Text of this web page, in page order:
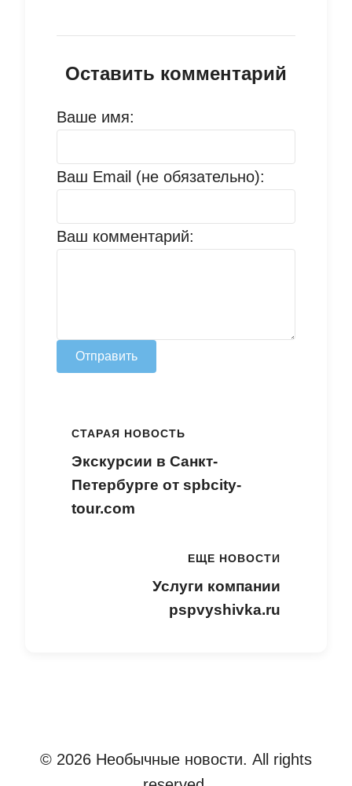
Оставить комментарий
Ваше имя:
Ваш Email (не обязательно):
Ваш комментарий:
Отправить
СТАРАЯ НОВОСТЬ
Экскурсии в Санкт-
Петербурге от spbcity-
tour.com
ЕЩЕ НОВОСТИ
Услуги компании
pspvyshivka.ru
© 2026 Необычные новости. All rights